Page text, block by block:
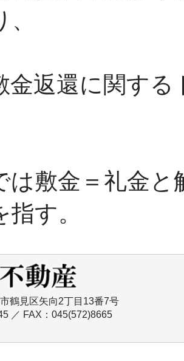
金返還に関す
は敷金＝礼金
す。
鶴見区矢向2丁目13番7号
／ FAX：045(572)8665